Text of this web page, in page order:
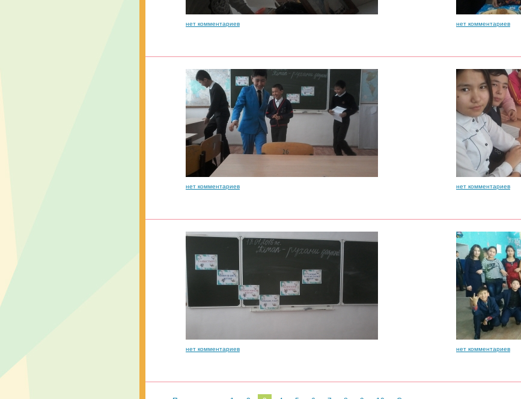
нет комментариев нет комментариев
нет комментариев нет комментариев
нет комментариев нет комментариев